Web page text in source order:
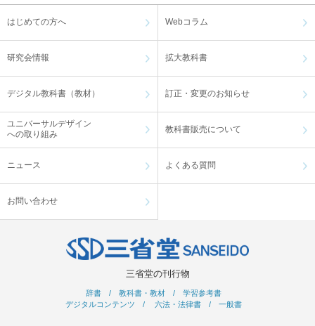
はじめての方へ Webコラム
研究会情報 拡大教科書
デジタル教科書（教材） 訂正・変更のお知らせ
ユニバーサルデザイン
への取り組み
教科書販売について
ニュース よくある質問
お問い合わせ
三省堂の刊行物
辞書 / 教科書・教材 / 学習参考書
デジタルコンテンツ / 六法・法律書 / 一般書